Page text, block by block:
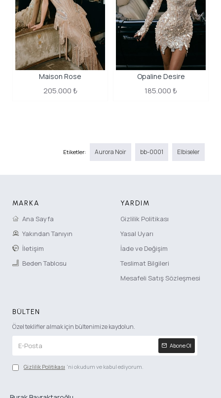
Maison Rose
205.000 ₺
Opaline Desire
185.000 ₺
Etiketler: Aurora Noir bb-0001 Elbiseler
MARKA
Ana Sayfa
Yakından Tanıyın
İletişim
Beden Tablosu
YARDIM
Gizlilik Politikası
Yasal Uyarı
İade ve Değişim
Teslimat Bilgileri
Mesafeli Satış Sözleşmesi
BÜLTEN
Özel teklifler almak için bültenimize kaydolun.
Abone Ol
Gizlilik Politikası 'ni okudum ve kabul ediyorum.